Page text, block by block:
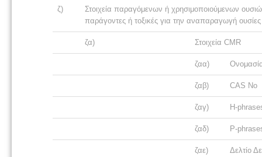
ζ)
Στοιχεία παραγόμενων ή χρησιμοποιούμενων
παράγοντες ή τοξικές για την αναπαραγωγή
ζα) Στοιχεία CMR
ζαα)
ζαβ) CAS No
ζαγ) H-
ζαδ) P-
ζαε) Δελτίο